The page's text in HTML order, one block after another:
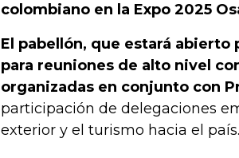
colombiano en la Expo 2025
El pabellón, que estará abierto
para reuniones de alto nivel
organizadas en conjunto con
participación de delegaciones
exterior y el turismo hacia el país.